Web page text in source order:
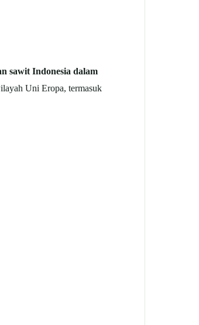
sawit Indonesia dalam
Uni Eropa, termasuk